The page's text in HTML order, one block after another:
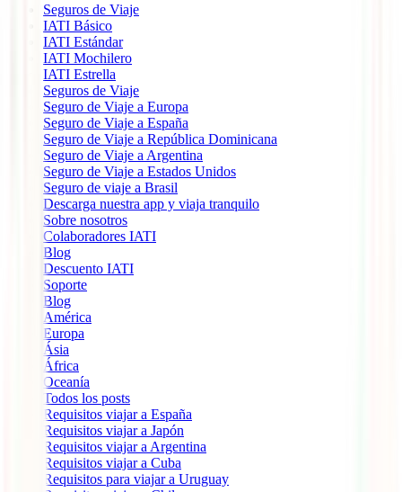
Seguros de Viaje
IATI Básico
IATI Estándar
IATI Mochilero
IATI Estrella
Seguros de Viaje
Seguro de Viaje a Europa
Seguro de Viaje a España
Seguro de Viaje a República Dominicana
Seguro de Viaje a Argentina
Seguro de Viaje a Estados Unidos
Seguro de viaje a Brasil
Descarga nuestra app y viaja tranquilo
Sobre nosotros
Colaboradores IATI
Blog
Descuento IATI
Soporte
Blog
América
Europa
Ásia
África
Oceanía
Todos los posts
Requisitos viajar a España
Requisitos viajar a Japón
Requisitos viajar a Argentina
Requisitos viajar a Cuba
Requisitos para viajar a Uruguay